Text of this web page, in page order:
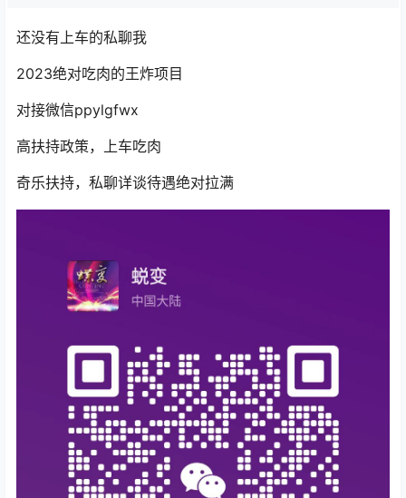
还没有上车的私聊我
2023绝对吃肉的王炸项目
对接微信ppylgfwx
高扶持政策，上车吃肉
奇乐扶持，私聊详谈待遇绝对拉满